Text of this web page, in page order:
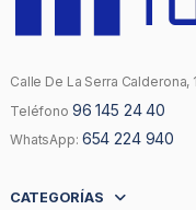
Calle De La Serra
Teléfono 96 145 24 40
WhatsApp: 654 224 940
CATEGORÍAS